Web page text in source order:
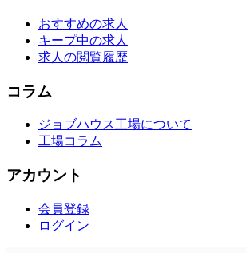
おすすめの求人
キープ中の求人
求人の閲覧履歴
コラム
ジョブハウス工場について
工場コラム
アカウント
会員登録
ログイン